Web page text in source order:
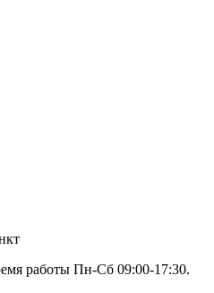
работы Пн-Сб 09:00-17:30.